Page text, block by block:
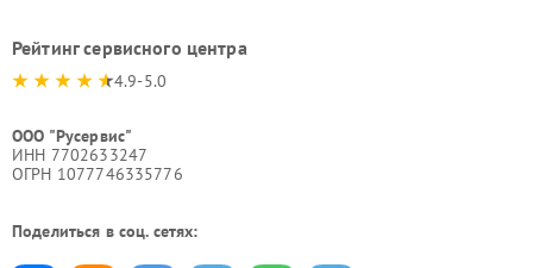
Рейтинг сервисного центра
4.9-5.0
ООО "Русервис"
ИНН 7702633247
ОГРН 1077746335776
Поделиться в соц. сетях: